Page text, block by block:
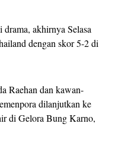
akhirnya Selasa
dengan skor 5-2 di
Raehan dan kawan-
dilanjutkan ke
di Gelora Bung Karno,